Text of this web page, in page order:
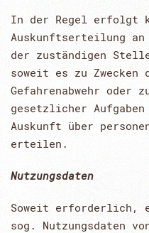
In der Regel erfolgt
Auskunftserteilung
der zuständigen
soweit es zu
Gefahrenabwehr
gesetzlicher
Auskunft über
erteilen.
Nutzungsdaten
Soweit erforderlich,
sog. Nutzungsdaten